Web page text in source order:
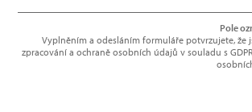
Pole
Vyplněním a odesláním formuláře potvrzujete, že
zpracování a ochraně osobních údajů v souladu s